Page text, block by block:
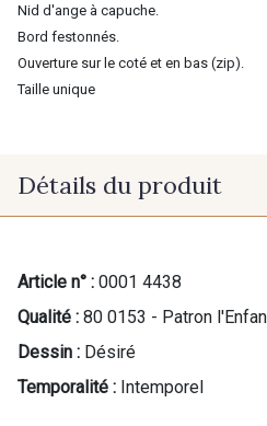
Nid d'ange à capuche.
Bord festonnés.
Ouverture sur le coté et en bas (zip).
Taille unique
Détails du produit
Article n° : 0001 4438
Qualité : 80 0153 - Patron
Dessin : Désiré
Temporalité : Intemporel